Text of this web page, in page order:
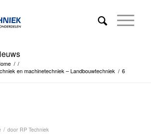
/ /
en machinetechniek – Landbouwtechniek / 6
/ door RP Techniek